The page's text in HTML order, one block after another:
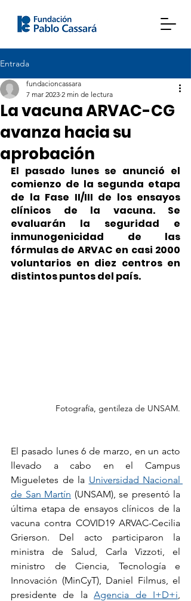
Entrada
La vacuna ARVAC-CG
avanza hacia su
aprobación
fundacioncassara
7 mar 2023 2 min de lectura
El pasado lunes se anunció el
comienzo de la segunda etapa
de la Fase II/III de los ensayos
clínicos de la vacuna. Se
evaluarán la seguridad e
inmunogenicidad de las
fórmulas de ARVAC en casi 2000
voluntarios en diez centros en
distintos puntos del país.
Fotografía, gentileza de UNSAM.
El pasado lunes 6 de marzo, en un acto
llevado a cabo en el Campus
Migueletes de la Universidad Nacional
de San Martín (UNSAM), se presentó la
última etapa de ensayos clínicos de la
vacuna contra COVID19 ARVAC-Cecilia
Grierson. Del acto participaron la
ministra de Salud, Carla Vizzoti, el
ministro de Ciencia, Tecnología e
Innovación (MinCyT), Daniel Filmus, el
presidente de la Agencia de I+D+i,